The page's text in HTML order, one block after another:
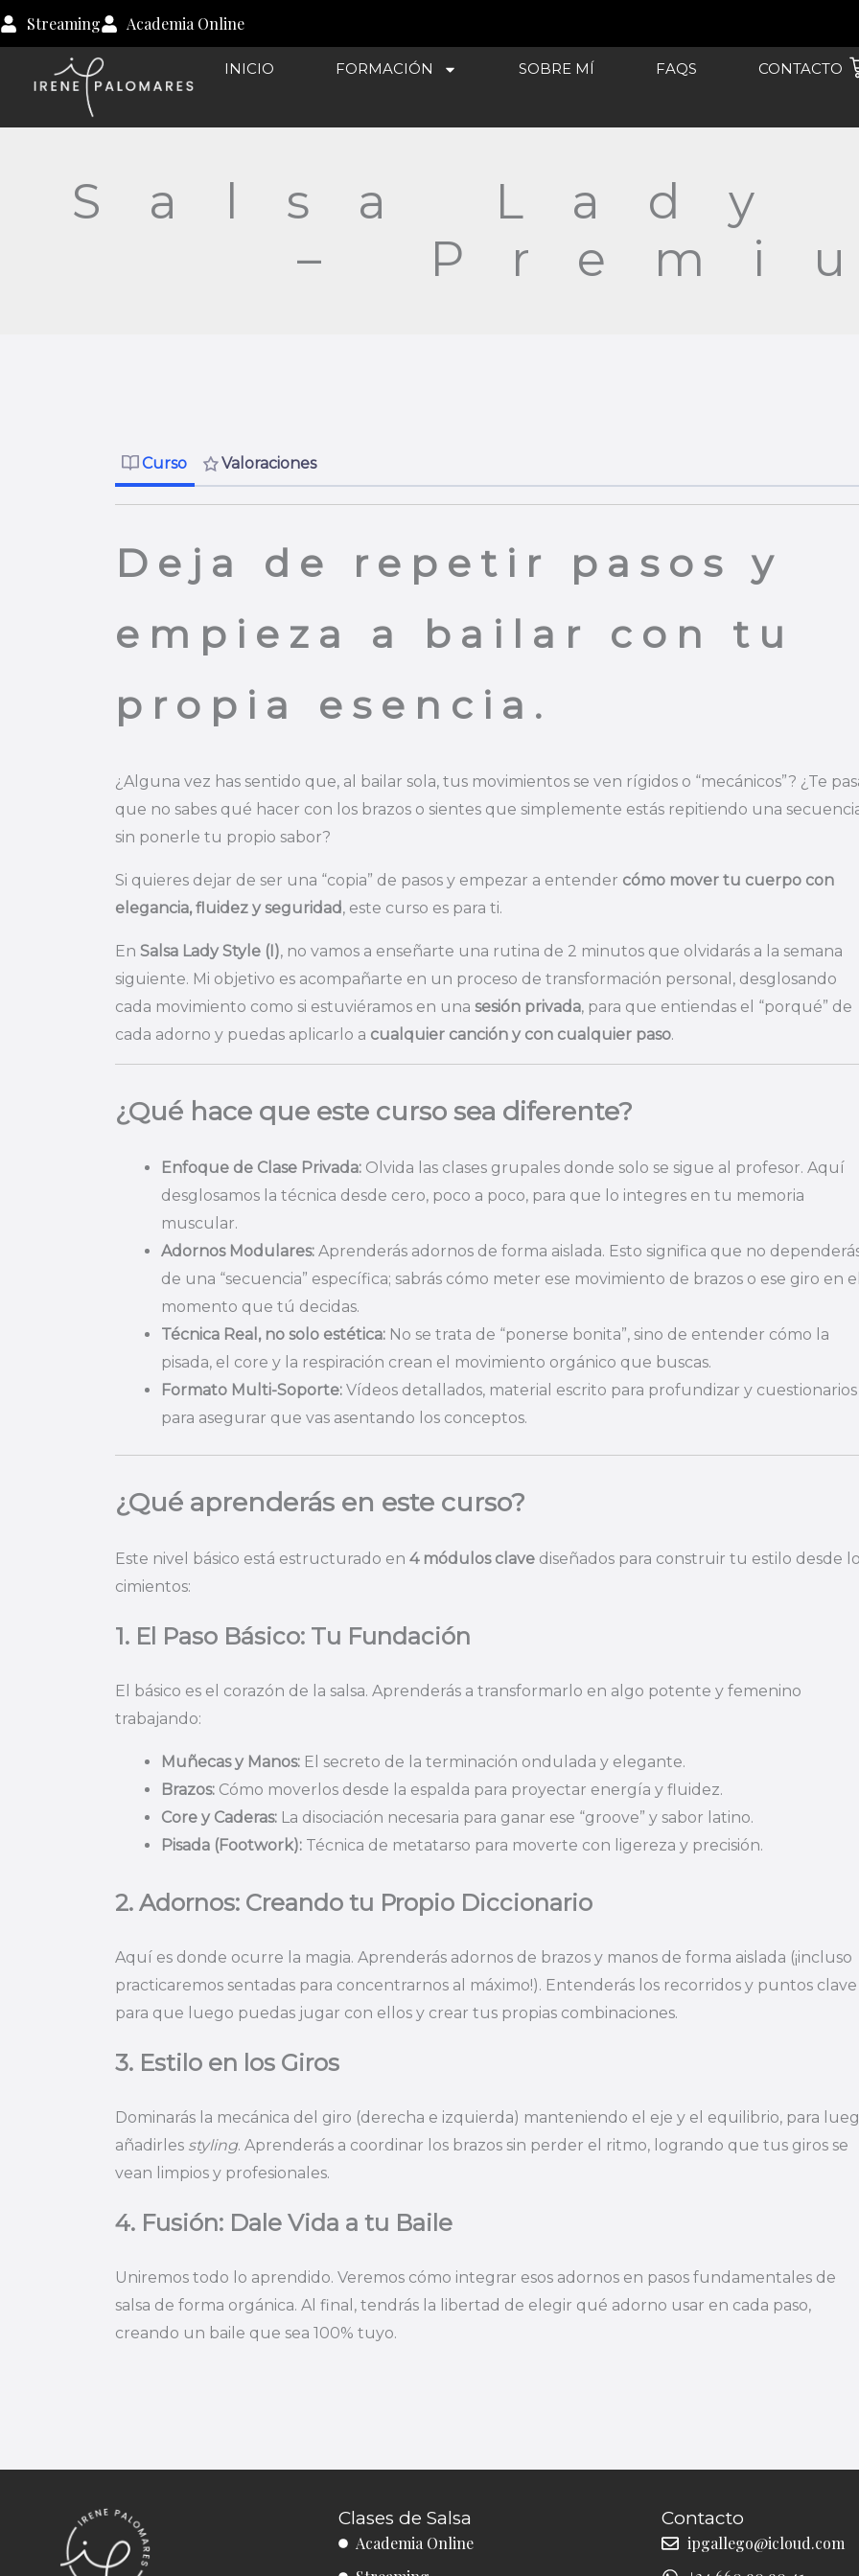
Ir
contenido
Streaming Academia Online
INICIO FORMACIÓN SOBRE MÍ FAQS CONTACTO
Salsa Lady
–
Curso Valoraciones
Deja de repetir pasos y
empieza a bailar con tu
propia esencia.
¿Alguna vez has sentido que, al bailar sola, tus movimientos se ven rígidos o “mecánicos”? ¿Te
que no sabes qué hacer con los brazos o sientes que simplemente estás repitiendo una
sin ponerle tu propio sabor?
Si quieres dejar de ser una “copia” de pasos y empezar a entender cómo mover tu cuerpo con
elegancia, fluidez y seguridad, este curso es para ti.
En Salsa Lady Style (I), no vamos a enseñarte una rutina de 2 minutos que olvidarás a la semana
siguiente. Mi objetivo es acompañarte en un proceso de transformación personal, desglosando
cada movimiento como si estuviéramos en una sesión privada, para que entiendas el “porqué” de
cada adorno y puedas aplicarlo a cualquier canción y con cualquier paso.
¿Qué hace que este curso sea diferente?
Enfoque de Clase Privada: Olvida las clases grupales donde solo se sigue al profesor. Aquí
desglosamos la técnica desde cero, poco a poco, para que lo integres en tu memoria
muscular.
Adornos Modulares: Aprenderás adornos de forma aislada. Esto significa que no
de una “secuencia” específica; sabrás cómo meter ese movimiento de brazos o ese giro en
momento que tú decidas.
Técnica Real, no solo estética: No se trata de “ponerse bonita”, sino de entender cómo la
pisada, el core y la respiración crean el movimiento orgánico que buscas.
Formato Multi-Soporte: Vídeos detallados, material escrito para profundizar y cuestionarios
para asegurar que vas asentando los conceptos.
¿Qué aprenderás en este curso?
Este nivel básico está estructurado en 4 módulos clave diseñados para construir tu estilo desde
cimientos:
1. El Paso Básico: Tu Fundación
El básico es el corazón de la salsa. Aprenderás a transformarlo en algo potente y femenino
trabajando:
Muñecas y Manos: El secreto de la terminación ondulada y elegante.
Brazos: Cómo moverlos desde la espalda para proyectar energía y fluidez.
Core y Caderas: La disociación necesaria para ganar ese “groove” y sabor latino.
Pisada (Footwork): Técnica de metatarso para moverte con ligereza y precisión.
2. Adornos: Creando tu Propio Diccionario
Aquí es donde ocurre la magia. Aprenderás adornos de brazos y manos de forma aislada (¡incluso
practicaremos sentadas para concentrarnos al máximo!). Entenderás los recorridos y puntos clave
para que luego puedas jugar con ellos y crear tus propias combinaciones.
3. Estilo en los Giros
Dominarás la mecánica del giro (derecha e izquierda) manteniendo el eje y el equilibrio, para
añadirles styling. Aprenderás a coordinar los brazos sin perder el ritmo, logrando que tus giros se
vean limpios y profesionales.
4. Fusión: Dale Vida a tu Baile
Uniremos todo lo aprendido. Veremos cómo integrar esos adornos en pasos fundamentales de
salsa de forma orgánica. Al final, tendrás la libertad de elegir qué adorno usar en cada paso,
creando un baile que sea 100% tuyo.
Clases de Salsa
Academia Online
Contacto
ipgallego@icloud.com